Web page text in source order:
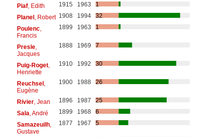
Piaf, Edith 1915 1963
1
Planel, Robert 1908 1994
32
Poulenc,
Francis
1899 1963 1
Presle,
Jacques
1888 1969 7
Puig-Roget,
Henriette
1910 1992 30
Reuchsel,
Eugène
1900 1988 26
Rivier, Jean 1896 1987
25
Sala , André 1899 1968
6
Samazeuilh,
Gustave
1877 1967 5